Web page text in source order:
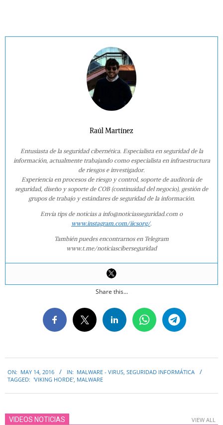
Raúl Martínez
Entusiasta de la seguridad cibernética. Especialista en seguridad de la
información, actualmente trabajando como especialista en infraestructura
de riesgos e investigador.
Experiencia en procesos de riesgo y control, soporte de auditoría de
seguridad, diseño y soporte de COB (continuidad del negocio), gestión de
grupos de trabajo y estándares de seguridad de la información.
Envía tips de noticias a info@noticiasseguridad.com o
www.instagram.com/iicsorg/.
También puedes encontrarnos en Telegram
www.t.me/noticiasciberseguridad
Share this...
05-
ON: MAY 14, 2016 IN: MALWARE - VIRUS, SEGURIDAD INFORMÁTICA
TAGGED: 'VIKING HORDE', MALWARE
VIDEOS NOTICIAS VIEW ALL